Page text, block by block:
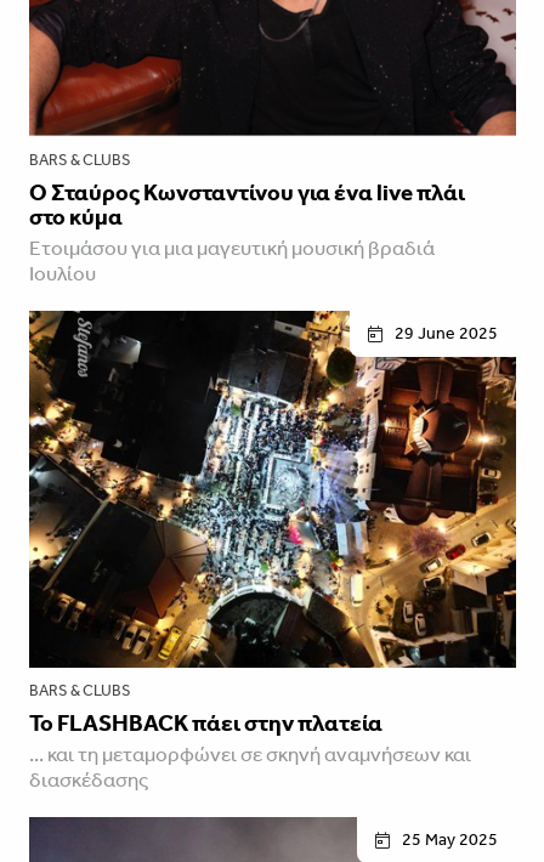
BARS & CLUBS
Ο Σταύρος Κωνσταντίνου για ένα live πλάι
στο κύμα
Ετοιμάσου για μια μαγευτική μουσική βραδιά
Ιουλίου
29 June 2025
BARS & CLUBS
Το FLASHBACK πάει στην πλατεία
... και τη μεταμορφώνει σε σκηνή αναμνήσεων και
διασκέδασης
25 May 2025